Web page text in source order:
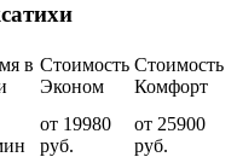
в Стоимость
Эконом
Стоимость
Комфорт
от 19980
руб.
от 25900
руб.